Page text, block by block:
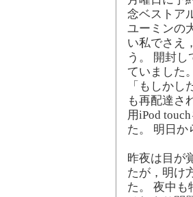
念ベストア
ユーミンの
い私でさえ
う。 開封
ていました
「もしか
も再配達さ
用iPod
た。 明日か
昨夜は目が
たが，明け
た。 夜中も